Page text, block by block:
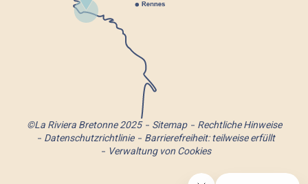
©La Riviera Bretonne 2025 Sitemap
Rechtliche Hinweise
Datenschutzrichtlinie
Barrierefreiheit: teilweise erfüllt
Verwaltung von Cookies